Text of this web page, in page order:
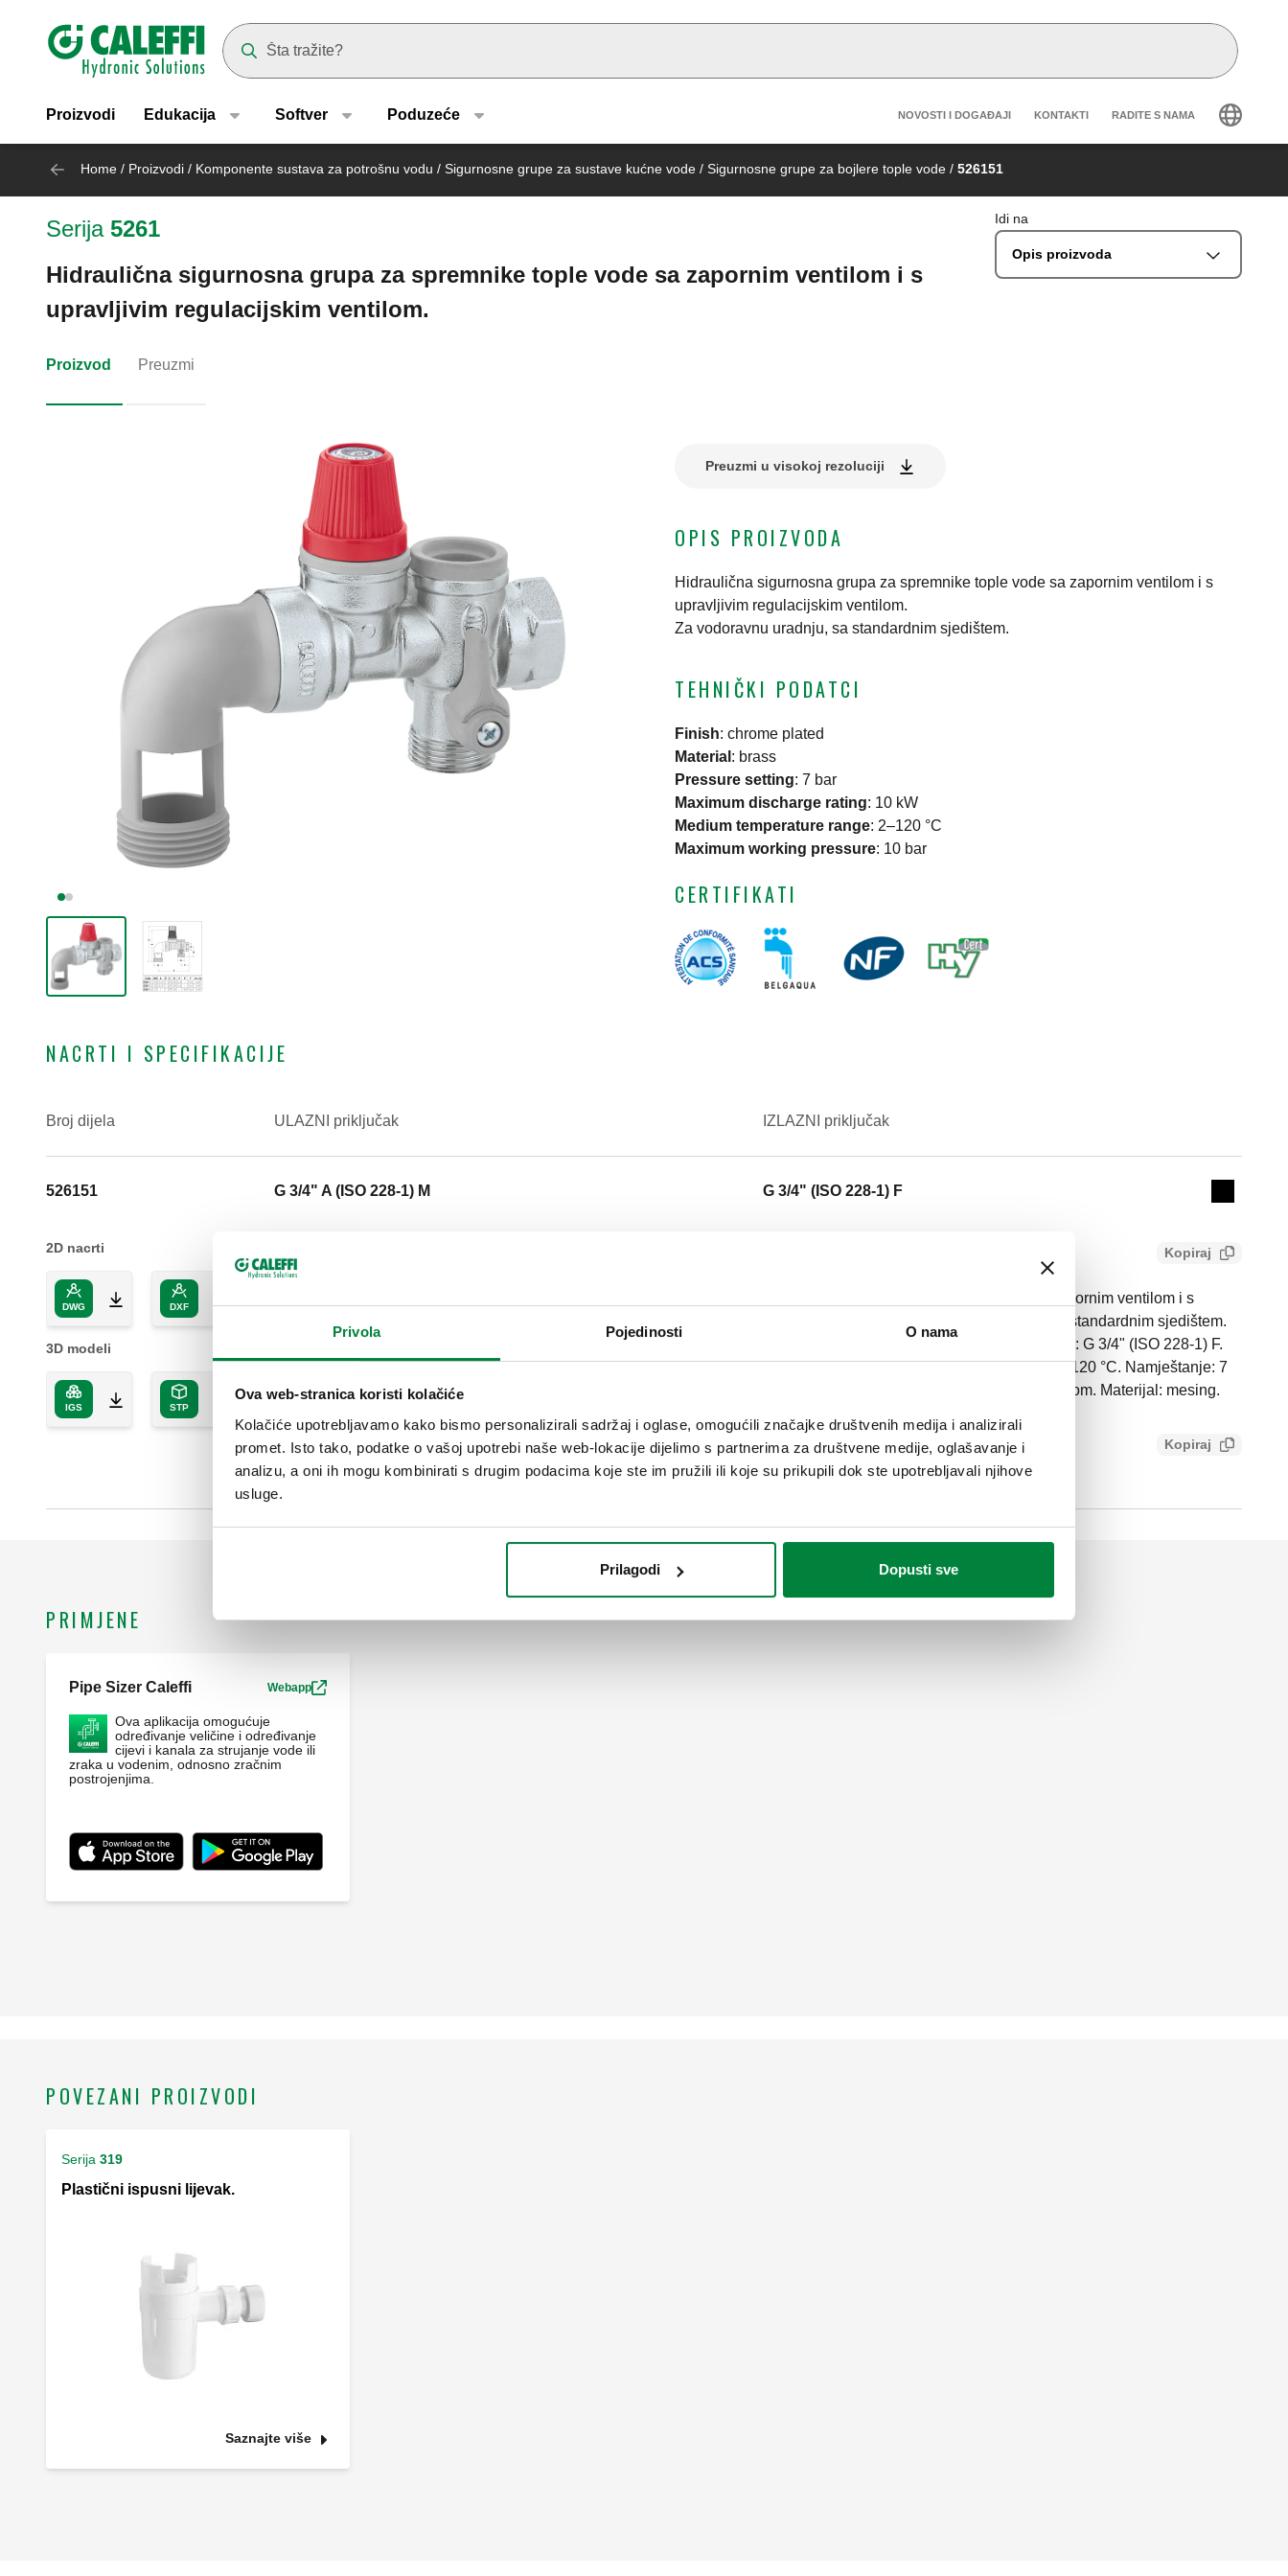
Privola Pojedinosti O nama
Ova web-stranica koristi kolačiće
Kolačiće upotrebljavamo kako bismo personalizirali sadržaj i oglase, omogućili značajke društvenih medija i analizirali
promet. Isto tako, podatke o vašoj upotrebi naše web-lokacije dijelimo s partnerima za društvene medije, oglašavanje i
analizu, a oni ih mogu kombinirati s drugim podacima koje ste im pružili ili koje su prikupili dok ste upotrebljavali njihove
usluge.
Prilagodi Dopusti sve
Header main navigation
Proizvodi Edukacija Softver Poduzeće Header secondary navigation
NOVOSTI I DOGAĐAJI KONTAKTI RADITE S NAMA
Home / Proizvodi / Komponente sustava za potrošnu vodu / Sigurnosne grupe za sustave kućne vode / Sigurnosne grupe za bojlere tople vode / 526151
Serija 5261
Hidraulična sigurnosna grupa za spremnike tople vode sa zapornim ventilom i s
upravljivim regulacijskim ventilom.
Idi na
Opis proizvoda
Proizvod Preuzmi
Preuzmi u visokoj rezoluciji
OPIS PROIZVODA
Hidraulična sigurnosna grupa za spremnike tople vode sa zapornim ventilom i s
upravljivim regulacijskim ventilom.
Za vodoravnu uradnju, sa standardnim sjedištem.
TEHNIČKI PODATCI
Finish: chrome plated
Material : brass
Pressure setting: 7 bar
Maximum discharge rating: 10 kW
Medium temperature range: 2–120 °C
Maximum working pressure: 10 bar
CERTIFIKATI
NACRTI I SPECIFIKACIJE
Broj dijela ULAZNI priključak
IZLAZNI priključak
526151 G 3/4" A (ISO 228-1) M G 3/4" (ISO 228-1) F
Collapse
2D nacrti
DWG DXF PDF
3D modeli
IGS STP
Kopiraj
Hidraulična sigurnosna grupa za spremnike tople vode sa zapornim ventilom i s
upravljivim regulacijskim ventilom. Za vodoravnu uradnju, sa standardnim sjedištem.
ULAZNI priključak: G 3/4" A (ISO 228-1) M. IZLAZNI priključak: G 3/4" (ISO 228-1) F.
Maksimalni radni tlak: 10 bar. Raspon temperature medija: 2–120 °C. Namještanje: 7
bar. Maksimalna snaga pražnjenja: 10 kW. Završni premaz: krom. Materijal: mesing.
SCIP code
6da10cf0-5109-4a47-bddf-18c11da7c5ad
Kopiraj
PRIMJENE
Pipe Sizer Caleffi Webapp
Ova aplikacija omogućuje
određivanje veličine i određivanje
cijevi i kanala za strujanje vode ili
zraka u vodenim, odnosno zračnim
postrojenjima.
POVEZANI PROIZVODI
Serija 319
Plastični ispusni lijevak.
Saznajte više